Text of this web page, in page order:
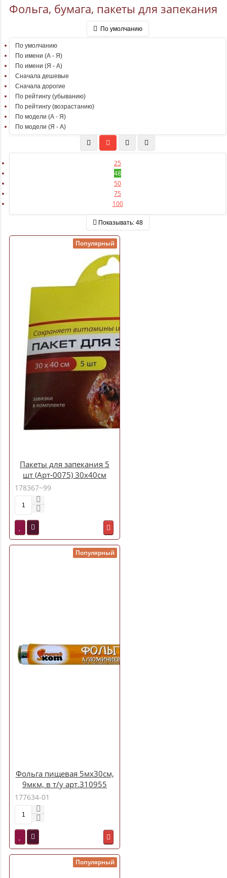
Фольга, бумага, пакеты для запекания
По умолчанию
По умолчанию
По имени (A - Я)
По имени (Я - A)
Сначала дешевые
Сначала дорогие
По рейтингу (убыванию)
По рейтингу (возрастанию)
По модели (A - Я)
По модели (Я - A)
25
48
50
75
100
Показывать: 48
Популярный
Пакеты для запекания 5
шт (Арт-0075) 30х40см
178367~99
Популярный
Фольга пищевая 5мх30см,
9мкм, в т/у арт.310955
177634-01
Популярный